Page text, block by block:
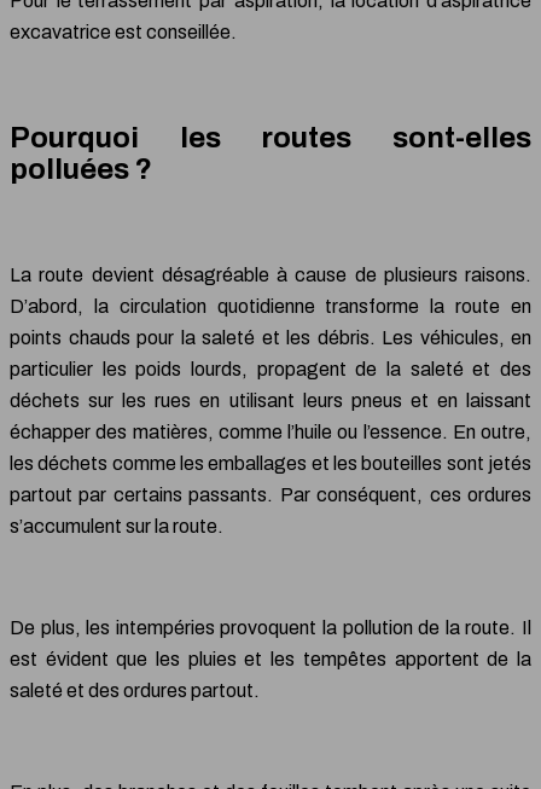
excavatrice est conseillée.
Pourquoi les routes sont-elles
polluées ?
La route devient désagréable à cause de plusieurs raisons.
D’abord, la circulation quotidienne transforme la route en
points chauds pour la saleté et les débris. Les véhicules, en
particulier les poids lourds, propagent de la saleté et des
déchets sur les rues en utilisant leurs pneus et en laissant
échapper des matières, comme l’huile ou l’essence. En outre,
les déchets comme les emballages et les bouteilles sont jetés
partout par certains passants. Par conséquent, ces ordures
s’accumulent sur la route.
De plus, les intempéries provoquent la pollution de la route. Il
est évident que les pluies et les tempêtes apportent de la
saleté et des ordures partout.